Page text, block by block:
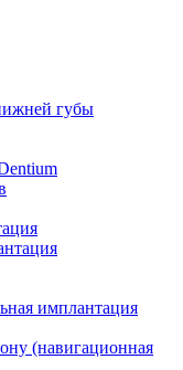
губы
имплантация
(навигационная